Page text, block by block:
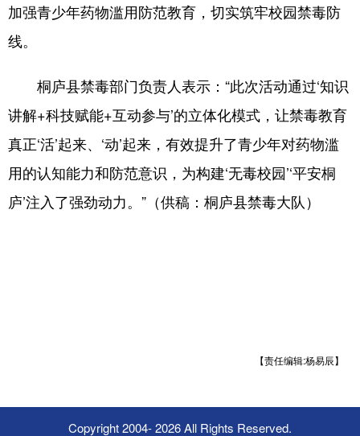
加强青少年药物滥用防范教育，切实筑牢校园禁毒防
线。
桐庐县禁毒部门负责人表示：“此次活动通过‘知识
讲解+科技赋能+互动参与’的立体化模式，让禁毒教育
真正‘活’起来、‘动’起来，有效提升了青少年对药物滥
用的认知能力和防范意识，为构建‘无毒校园’‘平安桐
庐’注入了强劲动力。”（供稿：桐庐县禁毒大队）
【责任编辑:杨易辰】
Copyright 2004-2026 All Rights Reserved.